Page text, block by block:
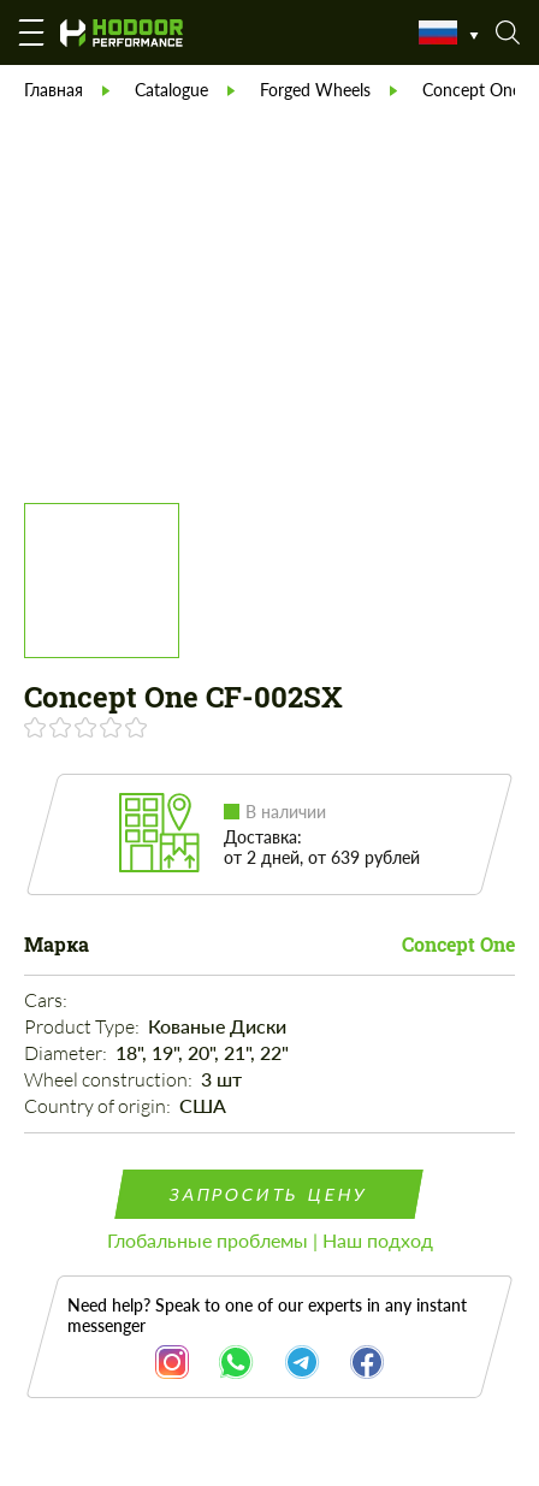
Главная Catalogue Forged Wheels Concept One
Concept One CF-002SX
В наличии
Доставка:
от 2 дней, от 639 рублей
Марка Concept One
Cars:
Product Type: Кованые Диски
Diameter: 18", 19", 20", 21", 22"
Wheel construction: 3 шт
Country of origin: США
ЗАПРОСИТЬ ЦЕНУ
Глобальные проблемы | Наш подход
Need help? Speak to one of our experts in any instant
messenger